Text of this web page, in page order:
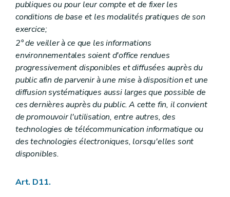
Chapitre V Consultation du public avant l'introduction de la demande de permis
Art. R 76
Art. R 77
Art. R 78
Art. R 79
Art. R 80
Chapitre VI Avis portant sur l'étude d'incidences sur l'environnement et publicité de la décision
Art. R 81
Art. R 82
Chapitre VII Incidences transfrontières
Art. R 83
Art. R 84
Art. R 85
Chapitre VIII
Dispositions abrogatoires et transitoires
Art. R 86
Partie VI
Art. R 87
publiques ou pour leur compte et de fixer les
conditions de base et les modalités pratiques de son
exercice;
2° de veiller à ce que les informations
environnementales soient d'office rendues
progressivement disponibles et diffusées auprès du
public afin de parvenir à une mise à disposition et une
diffusion systématiques aussi larges que possible de
ces dernières auprès du public. A cette fin, il convient
de promouvoir l'utilisation, entre autres, des
technologies de télécommunication informatique ou
des technologies électroniques, lorsqu'elles sont
disponibles.
Art. D11.